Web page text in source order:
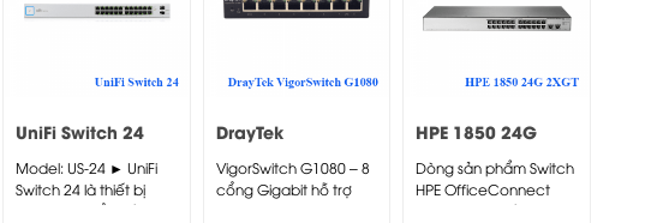
UniFi Switch 24
Model: US-24 ► UniFi
Switch 24 là thiết bị
Switch chuyển tiếp
DrayTek
VigorSwitch
G1080
VigorSwitch G1080 – 8
cổng Gigabit hỗ trợ
HPE 1850 24G
2XGT Switch
Dòng sản phẩm Switch
HPE OfficeConnect
1850 mang đến sự lựa